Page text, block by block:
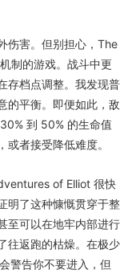
伤害。但别担心，The
制的游戏。战斗中更
存档点调整。我发现普
的平衡。即便如此，敌
到 50% 的生命值
者接受降低难度。
of Elliot 很快
明了这种慷慨贯穿于整
至可以在地牢内部进行
往返跑的枯燥。在极少
警告你不要进入，但